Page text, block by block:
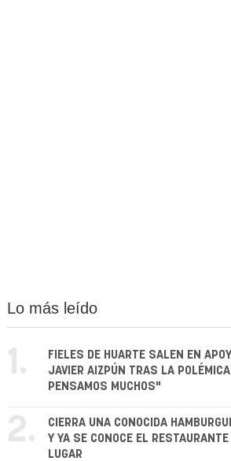
Lo más leído
1.
FIELES DE HUARTE SALEN EN
JAVIER AIZPÚN TRAS LA
PENSAMOS MUCHOS"
2.
CIERRA UNA CONOCIDA
Y YA SE CONOCE EL
LUGAR